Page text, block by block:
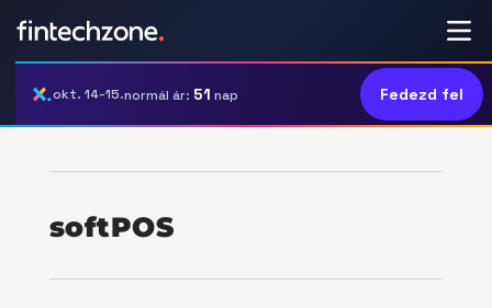
okt. 14-15.normál ár: 51 nap Fedezd fel
softPOS